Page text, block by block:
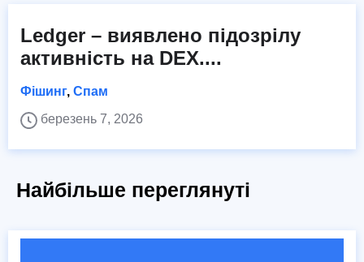
Ledger – виявлено підозрілу
активність на DEX....
Фішинг, Спам
березень 7, 2026
Найбільше переглянуті